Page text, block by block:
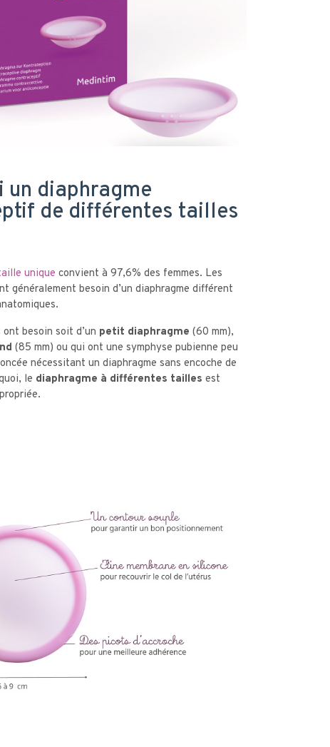
un diaphragme
de différentes tailles
unique convient à 97,6% des femmes. Les
généralement besoin d’un diaphragme différent
besoin soit d’un petit diaphragme (60 mm),
(85 mm) ou qui ont une symphyse pubienne peu
nécessitant un diaphragme sans encoche de
le diaphragme à différentes tailles est